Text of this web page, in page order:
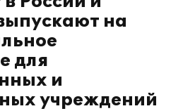
на
для
и
учреждений